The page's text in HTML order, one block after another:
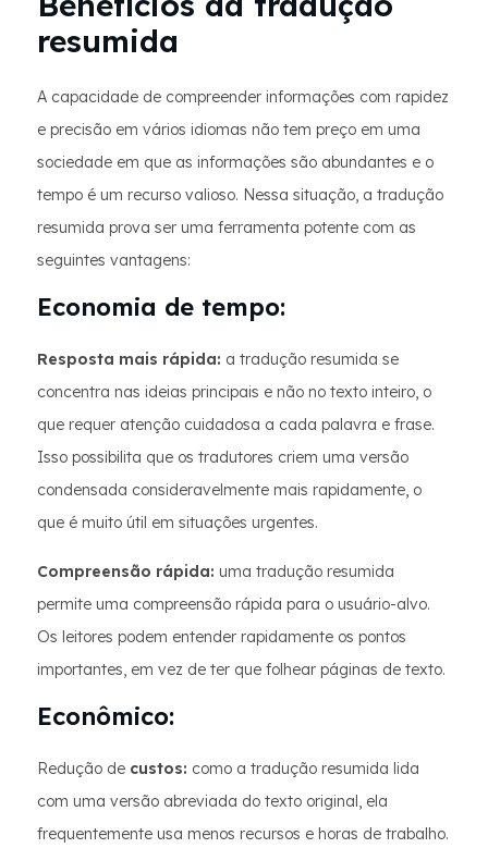
resumida
A capacidade de compreender informações com rapidez
e precisão em vários idiomas não tem preço em uma
sociedade em que as informações são abundantes e o
tempo é um recurso valioso. Nessa situação, a tradução
resumida prova ser uma ferramenta potente com as
seguintes vantagens:
Economia de tempo:
Resposta mais rápida: a tradução resumida se
concentra nas ideias principais e não no texto inteiro, o
que requer atenção cuidadosa a cada palavra e frase.
Isso possibilita que os tradutores criem uma versão
condensada consideravelmente mais rapidamente, o
que é muito útil em situações urgentes.
Compreensão rápida: uma tradução resumida
permite uma compreensão rápida para o usuário-alvo.
Os leitores podem entender rapidamente os pontos
importantes, em vez de ter que folhear páginas de texto.
Econômico:
Redução de custos: como a tradução resumida lida
com uma versão abreviada do texto original, ela
frequentemente usa menos recursos e horas de trabalho.